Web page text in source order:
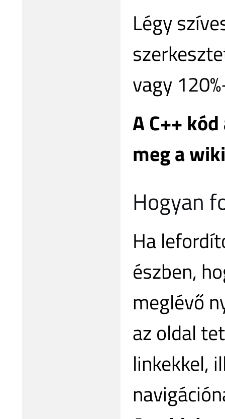
Légy
vagy
A C++
meg a
Hogyan
Ha
észben,
meglévő
az oldal
linkekkel,